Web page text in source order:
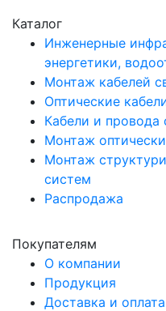
Каталог
Инженерные
энергетики,
Монтаж кабелей
Оптические
Кабели и провода
Монтаж
Монтаж
систем
Распродажа
Покупателям
О компании
Продукция
Доставка и оплата